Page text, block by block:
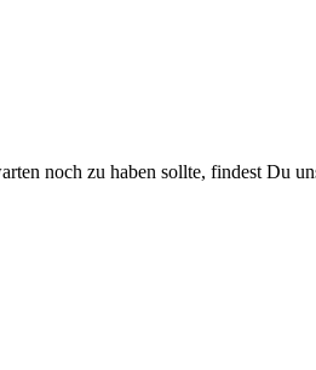
noch zu haben sollte, findest Du